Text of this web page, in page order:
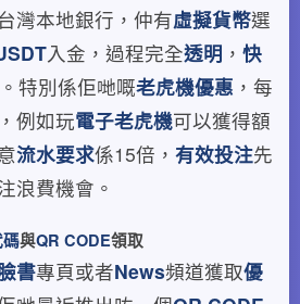
灣本地銀行，仲有虛擬貨幣選
入金，過程完全透明 ， 快
特別係佢哋嘅老虎機優惠 ，每
，例如玩電子老虎機可以獲得額
流水要求係15倍， 有效投注先
浪費機會。
與QR CODE領取
書專頁或者News頻道獲取優